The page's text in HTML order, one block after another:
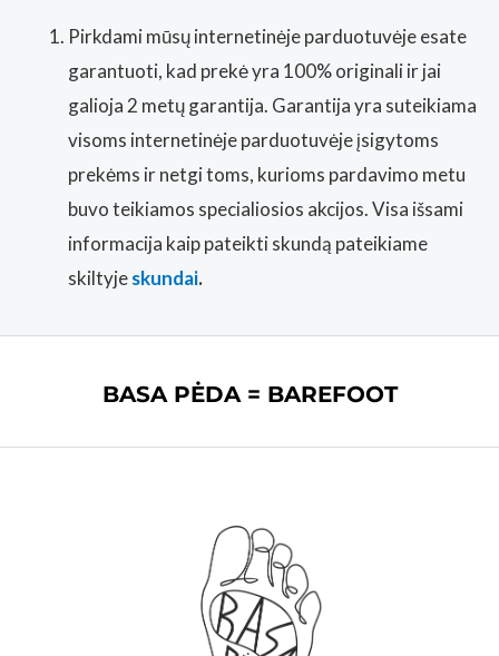
Pirkdami mūsų internetinėje parduotuvėje esate
garantuoti, kad prekė yra 100% originali ir jai
galioja 2 metų garantija. Garantija yra suteikiama
visoms internetinėje parduotuvėje įsigytoms
prekėms ir netgi toms, kurioms pardavimo metu
buvo teikiamos specialiosios akcijos. Visa išsami
informacija kaip pateikti skundą pateikiame
skiltyjeskundai.
BASA PĖDA = BAREFOOT